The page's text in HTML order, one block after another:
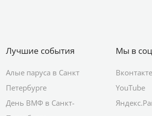
Лучшие события
Алые паруса в Санкт
Петербурге
День ВМФ в Санкт-
Мы в
Вконтакте
YouTube